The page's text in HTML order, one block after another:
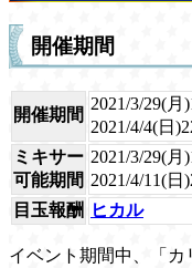
開催期間
開催期間
2021/3/29(月
2021/4/4(日
ミキサー
可能期間
2021/3/29(月
2021/4/11(日
目玉報酬
ヒカル
イベント期間中、「